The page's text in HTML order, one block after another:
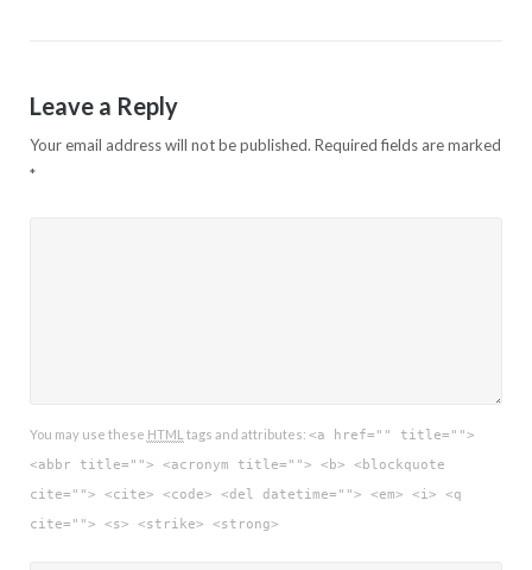
Leave a Reply
Your email address will not be published. Required fields are marked
*
You may use these HTML tags and attributes: <a href="" title="">
<abbr title=""> <acronym title=""> <b> <blockquote
cite=""> <cite> <code> <del datetime=""> <em> <i> <q
cite=""> <s> <strike> <strong>